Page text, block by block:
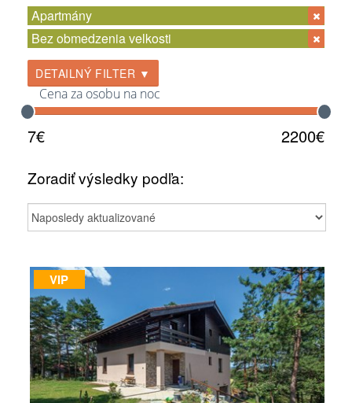
Apartmány
Bez obmedzenia velkosti
DETAILNÝ FILTER ▼
Cena za osobu na noc
7€ 2200€
Zoradiť výsledky podľa:
VIP